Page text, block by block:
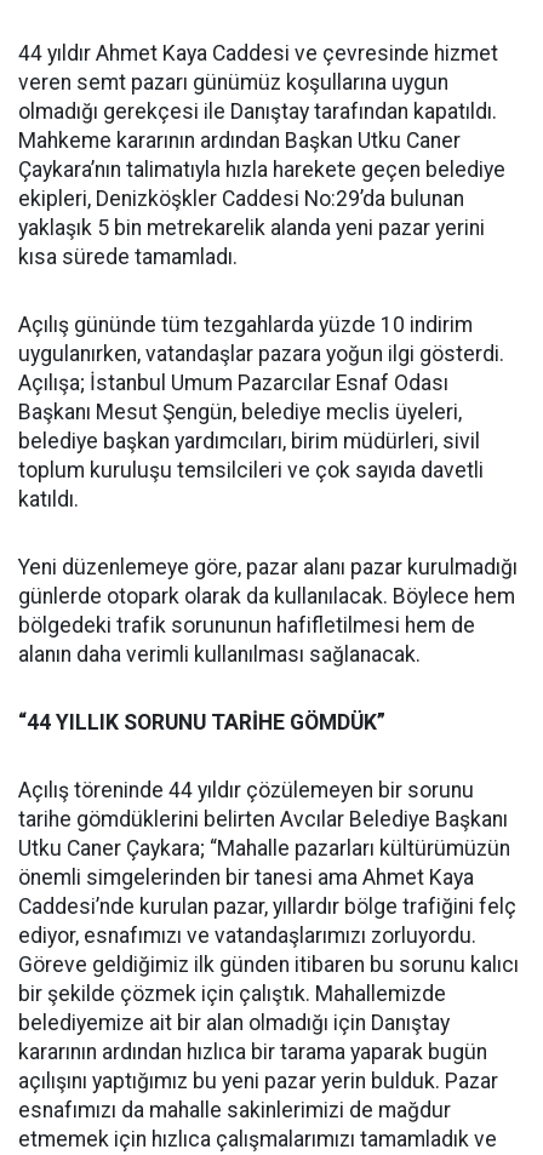
44 yıldır Ahmet Kaya Caddesi ve çevresinde hizmet
veren semt pazarı günümüz koşullarına uygun
olmadığı gerekçesi ile Danıştay tarafından kapatıldı.
Mahkeme kararının ardından Başkan Utku Caner
Çaykara’nın talimatıyla hızla harekete geçen belediye
ekipleri, Denizköşkler Caddesi No:29’da bulunan
yaklaşık 5 bin metrekarelik alanda yeni pazar yerini
kısa sürede tamamladı.
Açılış gününde tüm tezgahlarda yüzde 10 indirim
uygulanırken, vatandaşlar pazara yoğun ilgi gösterdi.
Açılışa; İstanbul Umum Pazarcılar Esnaf Odası
Başkanı Mesut Şengün, belediye meclis üyeleri,
belediye başkan yardımcıları, birim müdürleri, sivil
toplum kuruluşu temsilcileri ve çok sayıda davetli
katıldı.
Yeni düzenlemeye göre, pazar alanı pazar kurulmadığı
günlerde otopark olarak da kullanılacak. Böylece hem
bölgedeki trafik sorununun hafifletilmesi hem de
alanın daha verimli kullanılması sağlanacak.
“44 YILLIK SORUNU TARİHE GÖMDÜK”
Açılış töreninde 44 yıldır çözülemeyen bir sorunu
tarihe gömdüklerini belirten Avcılar Belediye Başkanı
Utku Caner Çaykara; “Mahalle pazarları kültürümüzün
önemli simgelerinden bir tanesi ama Ahmet Kaya
Caddesi’nde kurulan pazar, yıllardır bölge trafiğini felç
ediyor, esnafımızı ve vatandaşlarımızı zorluyordu.
Göreve geldiğimiz ilk günden itibaren bu sorunu kalıcı
bir şekilde çözmek için çalıştık. Mahallemizde
belediyemize ait bir alan olmadığı için Danıştay
kararının ardından hızlıca bir tarama yaparak bugün
açılışını yaptığımız bu yeni pazar yerin bulduk. Pazar
esnafımızı da mahalle sakinlerimizi de mağdur
etmemek için hızlıca çalışmalarımızı tamamladık ve